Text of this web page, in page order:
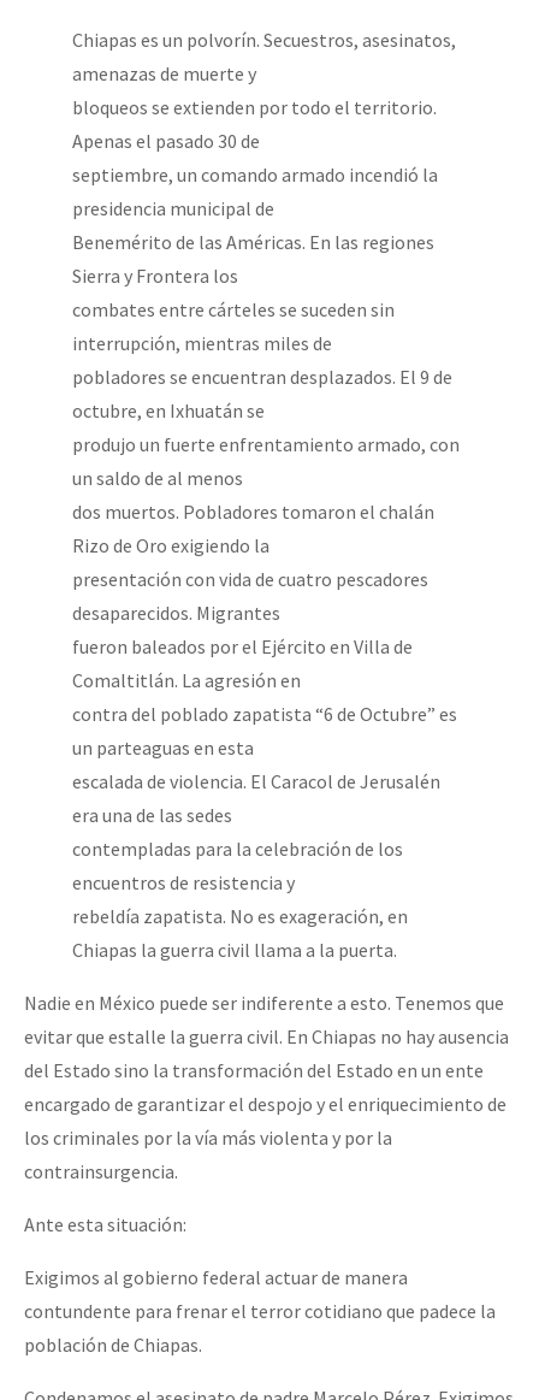
Chiapas es un polvorín. Secuestros, asesinatos,
amenazas de muerte y
bloqueos se extienden por todo el territorio.
Apenas el pasado 30 de
septiembre, un comando armado incendió la
presidencia municipal de
Benemérito de las Américas. En las regiones
Sierra y Frontera los
combates entre cárteles se suceden sin
interrupción, mientras miles de
pobladores se encuentran desplazados. El 9 de
octubre, en Ixhuatán se
produjo un fuerte enfrentamiento armado, con
un saldo de al menos
dos muertos. Pobladores tomaron el chalán
Rizo de Oro exigiendo la
presentación con vida de cuatro pescadores
desaparecidos. Migrantes
fueron baleados por el Ejército en Villa de
Comaltitlán. La agresión en
contra del poblado zapatista “6 de Octubre” es
un parteaguas en esta
escalada de violencia. El Caracol de Jerusalén
era una de las sedes
contempladas para la celebración de los
encuentros de resistencia y
rebeldía zapatista. No es exageración, en
Chiapas la guerra civil llama a la puerta.
Nadie en México puede ser indiferente a esto. Tenemos que
evitar que estalle la guerra civil. En Chiapas no hay ausencia
del Estado sino la transformación del Estado en un ente
encargado de garantizar el despojo y el enriquecimiento de
los criminales por la vía más violenta y por la
contrainsurgencia.
Ante esta situación:
Exigimos al gobierno federal actuar de manera
contundente para frenar el terror cotidiano que padece la
población de Chiapas.